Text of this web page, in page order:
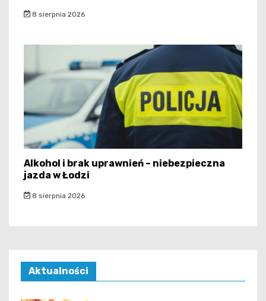
8 sierpnia 2026
Alkohol i brak uprawnień – niebezpieczna
jazda w Łodzi
8 sierpnia 2026
Aktualności